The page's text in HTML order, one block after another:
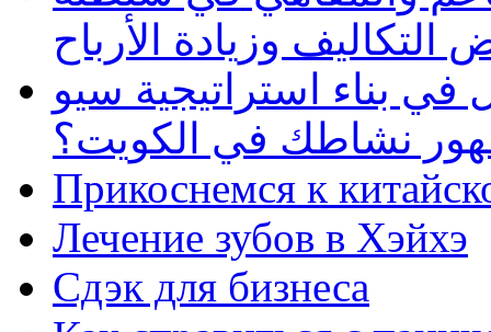
وزيادة الأرباح
بناء استراتيجية سيو
نشاطك في الكويت؟
Прикоснемся к
Лечение зубов в Хэйхэ
Сдэк для бизнеса